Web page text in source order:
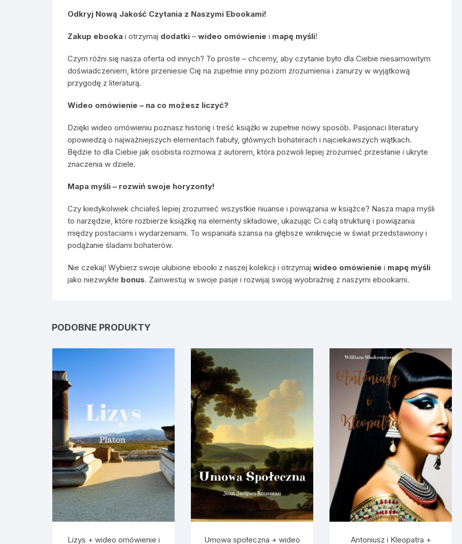
Odkryj Nową Jakość Czytania z Naszymi Ebookami!
Zakup ebooka i otrzymaj dodatki – wideo omówienie i mapę myśli!
Czym różni się nasza oferta od innych? To proste – chcemy, aby czytanie było dla Ciebie niesamowitym
doświadczeniem, które przeniesie Cię na zupełnie inny poziom zrozumienia i zanurzy w wyjątkową
przygodę z literaturą.
Wideo omówienie – na co możesz liczyć?
Dzięki wideo omówieniu poznasz historię i treść książki w zupełnie nowy sposób. Pasjonaci literatury
opowiedzą o najważniejszych elementach fabuły, głównych bohaterach i najciekawszych wątkach.
Będzie to dla Ciebie jak osobista rozmowa z autorem, która pozwoli lepiej zrozumieć przesłanie i ukryte
znaczenia w dziele.
Mapa myśli – rozwiń swoje horyzonty!
Czy kiedykolwiek chciałeś lepiej zrozumieć wszystkie niuanse i powiązania w książce? Nasza mapa myśli
to narzędzie, które rozbierze książkę na elementy składowe, ukazując Ci całą strukturę i powiązania
między postaciami i wydarzeniami. To wspaniała szansa na głębsze wniknięcie w świat przedstawiony i
podążanie śladami bohaterów.
Nie czekaj! Wybierz swoje ulubione ebooki z naszej kolekcji i otrzymaj wideo omówienie i mapę myśli
jako niezwykłe bonus. Zainwestuj w swoje pasje i rozwijaj swoją wyobraźnię z naszymi ebookami.
PODOBNE PRODUKTY
Lizys + wideo omówienie i
Umowa społeczna + wideo
Antoniusz i Kleopatra +